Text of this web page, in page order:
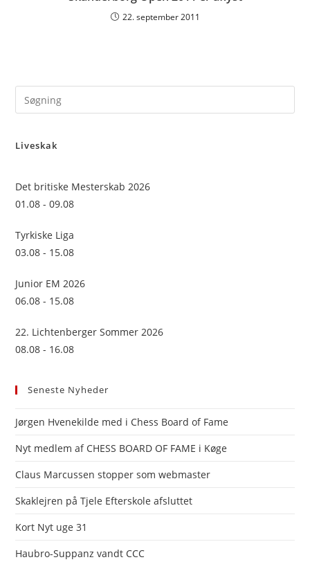
22. september 2011
Liveskak
Det britiske Mesterskab 2026
01.08 - 09.08
Tyrkiske Liga
03.08 - 15.08
Junior EM 2026
06.08 - 15.08
22. Lichtenberger Sommer 2026
08.08 - 16.08
Seneste Nyheder
Jørgen Hvenekilde med i Chess Board of Fame
Nyt medlem af CHESS BOARD OF FAME i Køge
Claus Marcussen stopper som webmaster
Skaklejren på Tjele Efterskole afsluttet
Kort Nyt uge 31
Haubro-Suppanz vandt CCC